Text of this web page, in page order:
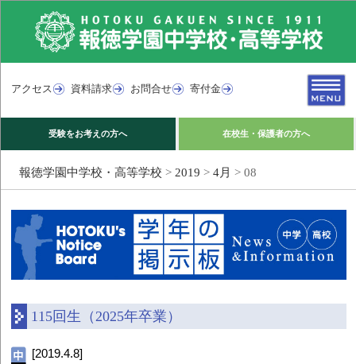
アクセス 資料請求 お問合せ 寄付金
受験をお考えの方へ 在校生・保護者の方へ
報徳学園中学校・高等学校 > 2019 > 4月 > 08
115回生（2025年卒業）
[2019.4.8]